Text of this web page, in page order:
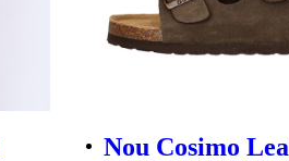
Nou Cosimo